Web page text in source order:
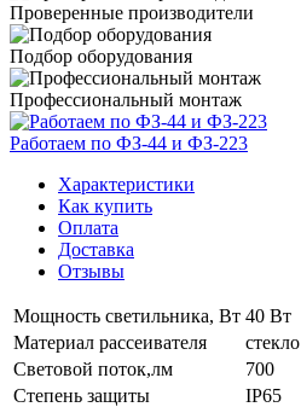
Проверенные производители
Подбор оборудования
Профессиональный монтаж
Работаем по ФЗ-44 и ФЗ-223
Характеристики
Как купить
Оплата
Доставка
Отзывы
Мощность светильника, Вт 40 Вт
Материал рассеивателя
стекло
Световой поток,лм
700
Степень защиты
IP65